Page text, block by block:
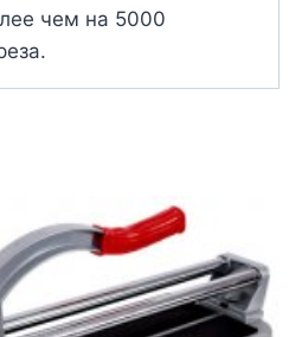
чем на 5000